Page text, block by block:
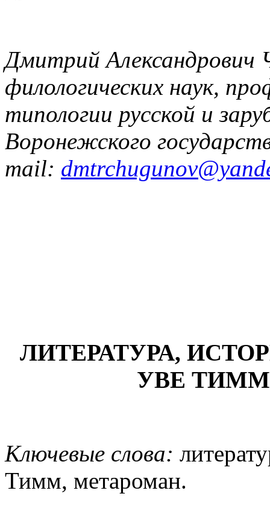
Дмитрий Александрович
филологических наук,
типологии русской и
Воронежского
mail:
ЛИТЕРАТУРА,
УВЕ
Ключевые слова:
Тимм, метароман.